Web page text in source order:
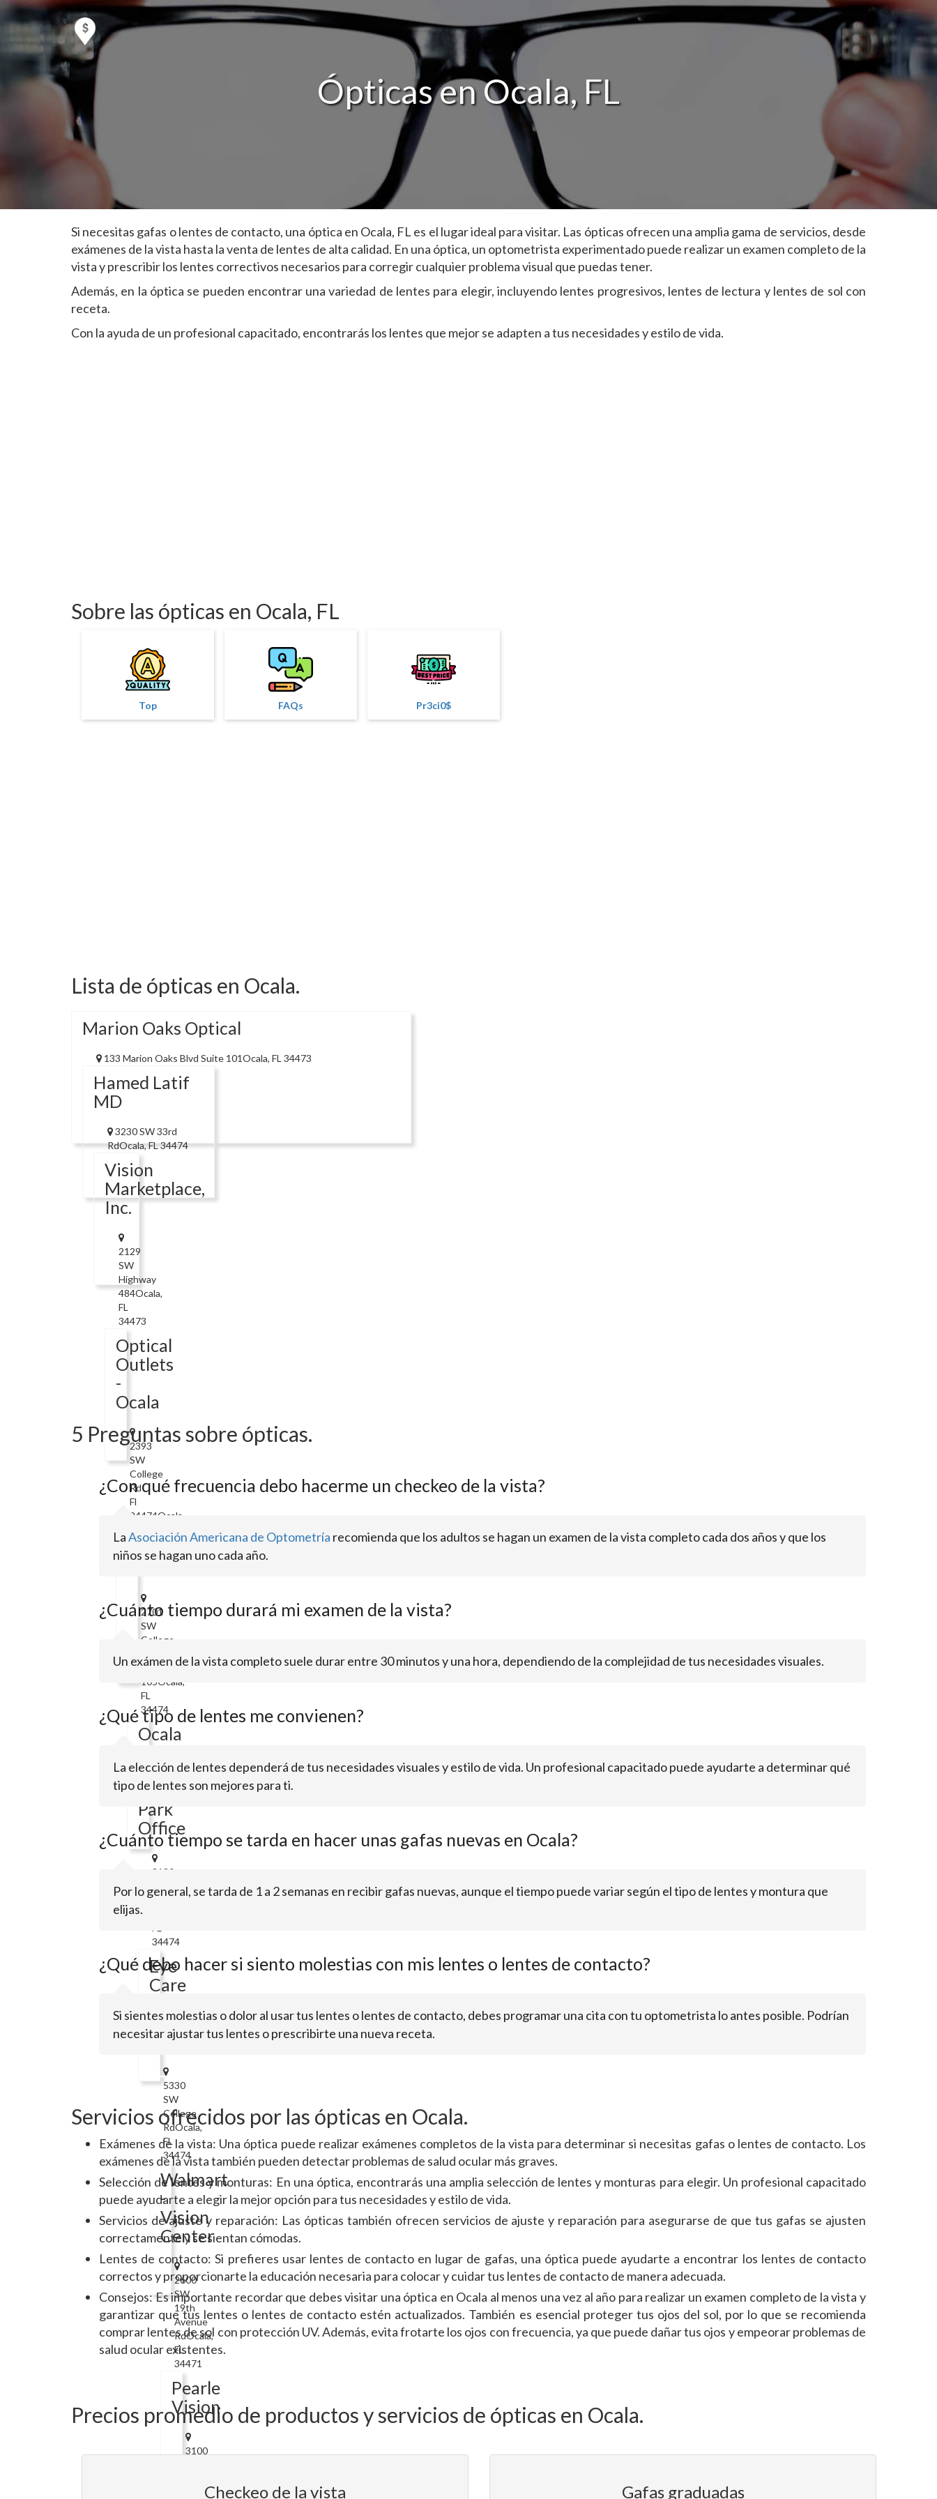
Ópticas en Ocala, FL
Si necesitas gafas o lentes de contacto, una óptica en Ocala, FL es el lugar ideal para visitar. Las ópticas ofrecen una amplia gama de servicios, desde
exámenes de la vista hasta la venta de lentes de alta calidad. En una óptica, un optometrista experimentado puede realizar un examen completo de la
vista y prescribir los lentes correctivos necesarios para corregir cualquier problema visual que puedas tener.
Además, en la óptica se pueden encontrar una variedad de lentes para elegir, incluyendo lentes progresivos, lentes de lectura y lentes de sol con
receta.
Con la ayuda de un profesional capacitado, encontrarás los lentes que mejor se adapten a tus necesidades y estilo de vida.
Sobre las ópticas en Ocala, FL
Top FAQs Pr3ci0$
Lista de ópticas en Ocala.
Marion Oaks Optical
133 Marion Oaks Blvd Suite 101Ocala, FL 34473
Hamed Latif
MD
3230 SW 33rd
RdOcala, FL 34474
Vision
Marketplace,
Inc.
2129
SW
Highway
484Ocala,
FL
34473
Optical
Outlets
-
Ocala
2393
SW
College
Rd
Fl
34474Ocala,
34471
LensCrafters
2701
SW
College
Ste
105Ocala,
FL
34474
Ocala
-
Paddock
Park
Office
3130
32nd
34474
Eye
Care
of
Ocala
5330
SW
College
RdOcala,
FL
34474
Walmart
-
Vision
Center
2600
SW
19th
Avenue
RdOcala,
FL
34471
Pearle
Vision
3100
5 Preguntas sobre ópticas.
¿Con qué frecuencia debo hacerme un checkeo de la vista?
LaAsociación Americana de Optometría recomienda que los adultos se hagan un examen de la vista completo cada dos años y que los
niños se hagan uno cada año.
¿Cuánto tiempo durará mi examen de la vista?
Un exámen de la vista completo suele durar entre 30 minutos y una hora, dependiendo de la complejidad de tus necesidades visuales.
¿Qué tipo de lentes me convienen?
La elección de lentes dependerá de tus necesidades visuales y estilo de vida. Un profesional capacitado puede ayudarte a determinar qué
tipo de lentes son mejores para ti.
¿Cuánto tiempo se tarda en hacer unas gafas nuevas en Ocala?
Por lo general, se tarda de 1 a 2 semanas en recibir gafas nuevas, aunque el tiempo puede variar según el tipo de lentes y montura que
elijas.
¿Qué debo hacer si siento molestias con mis lentes o lentes de contacto?
Si sientes molestias o dolor al usar tus lentes o lentes de contacto, debes programar una cita con tu optometrista lo antes posible. Podrían
necesitar ajustar tus lentes o prescribirte una nueva receta.
Servicios ofrecidos por las ópticas en Ocala.
Exámenes de la vista: Una óptica puede realizar exámenes completos de la vista para determinar si necesitas gafas o lentes de contacto. Los
exámenes de la vista también pueden detectar problemas de salud ocular más graves.
Selección de lentes y monturas: En una óptica, encontrarás una amplia selección de lentes y monturas para elegir. Un profesional capacitado
puede ayudarte a elegir la mejor opción para tus necesidades y estilo de vida.
Servicios de ajuste y reparación: Las ópticas también ofrecen servicios de ajuste y reparación para asegurarse de que tus gafas se ajusten
correctamente y se sientan cómodas.
Lentes de contacto: Si prefieres usar lentes de contacto en lugar de gafas, una óptica puede ayudarte a encontrar los lentes de contacto
correctos y proporcionarte la educación necesaria para colocar y cuidar tus lentes de contacto de manera adecuada.
Consejos: Es importante recordar que debes visitar una óptica en Ocala al menos una vez al año para realizar un examen completo de la vista y
garantizar que tus lentes o lentes de contacto estén actualizados. También es esencial proteger tus ojos del sol, por lo que se recomienda
comprar lentes de sol con protección UV. Además, evita frotarte los ojos con frecuencia, ya que puede dañar tus ojos y empeorar problemas de
salud ocular existentes.
Precios promedio de productos y servicios de ópticas en Ocala.
Checkeo de la vista Gafas graduadas